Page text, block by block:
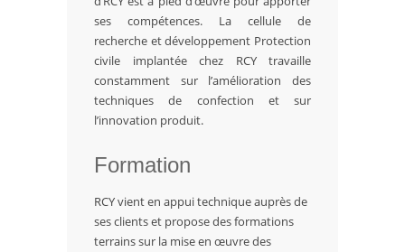
ses compétences. La cellule de
recherche et développement Protection
civile implantée chez RCY travaille
constamment sur l’amélioration des
techniques de confection et sur
l’innovation produit.
Formation
RCY vient en appui technique auprès de
ses clients et propose des formations
terrains sur la mise en œuvre des